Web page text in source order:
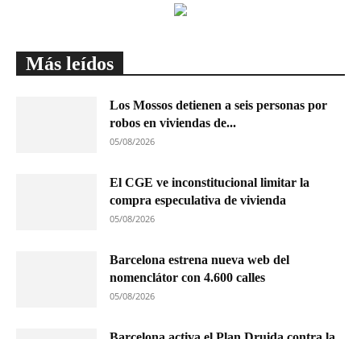
Más leídos
Los Mossos detienen a seis personas por
robos en viviendas de...
05/08/2026
El CGE ve inconstitucional limitar la
compra especulativa de vivienda
05/08/2026
Barcelona estrena nueva web del
nomenclátor con 4.600 calles
05/08/2026